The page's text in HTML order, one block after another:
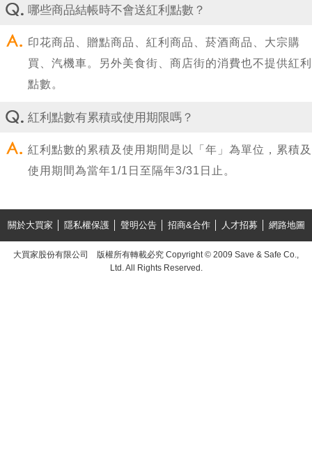
哪些商品結帳時不會送紅利點數？
印花商品、贈點商品、紅利商品、菸酒商品、大宗購
買、汽機車。另外美食街、商店街的消費也不提供紅利
點數。
紅利點數有累積或使用期限嗎？
紅利點數的累積及使用期間是以「年」為單位，累積及
使用期間為當年1/1日至隔年3/31日止。
關於大買家 隱私權保護 聲明公告 招商&合作 人才招募 網路地圖
大買家股份有限公司 版權所有轉載必究 Copyright © 2009 Save & Safe Co.,
Ltd. All Rights Reserved.